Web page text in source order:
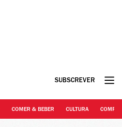
SUBSCREVER
COMER & BEBER CULTURA